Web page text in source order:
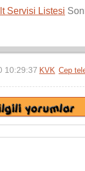
Servisi Listesi
10:29:37 KVK Cep